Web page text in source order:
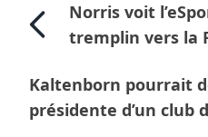
Norris voit
tremplin vers la
Kaltenborn pourrait
présidente d’un club